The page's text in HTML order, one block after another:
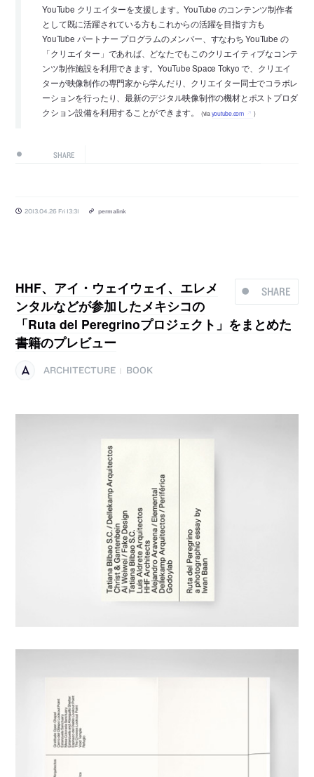
YouTube クリエイターを支援します。YouTube のコンテンツ制作者
として既に活躍されている方もこれからの活躍を目指す方も
YouTube パートナー プログラムのメンバー、すなわち YouTube の
「クリエイター」であれば、どなたでもこのクリエイティブなコンテ
ンツ制作施設を利用できます。YouTube Space Tokyo で、クリエイ
ターが映像制作の専門家から学んだり、クリエイター同士でコラボレ
ーションを行ったり、最新のデジタル映像制作の機材とポストプロダ
クション設備を利用することができます。
(via youtube.com )
SHARE
2013.04.26 Fri 13:31 permalink
SHARE
HHF、アイ・ウェイウェイ、エレメ
ンタルなどが参加したメキシコの
「Ruta del Peregrinoプロジェクト」をまとめた
書籍のプレビュー
ARCHITECTURE BOOK